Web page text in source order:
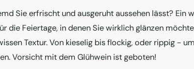
Sie erfrischt und ausgeruht aussehen lässt? Ein
die Feiertage, in denen Sie wirklich glänzen
Textur. Von kieselig bis flockig, oder rippig -
Vorsicht mit dem Glühwein ist geboten!